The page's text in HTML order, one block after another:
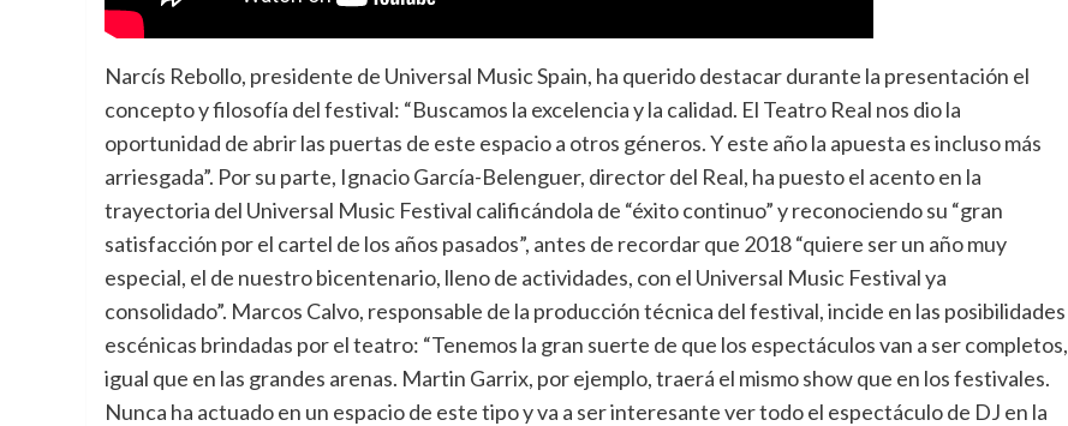
Narcís Rebollo, presidente de Universal Music Spain, ha querido destacar durante la presentación el
concepto y filosofía del festival: “Buscamos la excelencia y la calidad. El Teatro Real nos dio la
oportunidad de abrir las puertas de este espacio a otros géneros. Y este año la apuesta es incluso más
arriesgada”. Por su parte, Ignacio García-Belenguer, director del Real, ha puesto el acento en la
trayectoria del Universal Music Festival calificándola de “éxito continuo” y reconociendo su “gran
satisfacción por el cartel de los años pasados”, antes de recordar que 2018 “quiere ser un año muy
especial, el de nuestro bicentenario, lleno de actividades, con el Universal Music Festival ya
consolidado”. Marcos Calvo, responsable de la producción técnica del festival, incide en las posibilidades
escénicas brindadas por el teatro: “Tenemos la gran suerte de que los espectáculos van a ser completos,
igual que en las grandes arenas. Martin Garrix, por ejemplo, traerá el mismo show que en los festivales.
Nunca ha actuado en un espacio de este tipo y va a ser interesante ver todo el espectáculo de DJ en la